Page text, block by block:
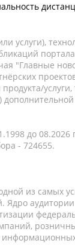
услуги),
"Главные
до 08.2026
- 724655.
из самых
Ядро